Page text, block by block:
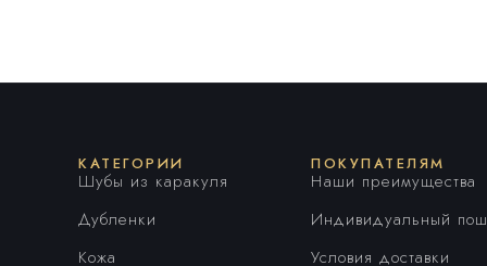
КАТЕГОРИИ
Шубы из каракуля
Дубленки
Кожа
ПОКУПАТЕЛЯМ
Наши преимущества
Индивидуальный
Условия доставки